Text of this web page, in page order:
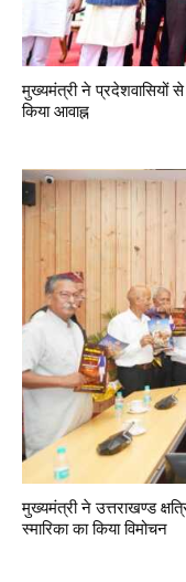
मुख्यमंत्री ने प्रदेशवासियों
किया आवाह्न
मुख्यमंत्री ने उत्तराखण्ड
स्मारिका का किया विमोचन